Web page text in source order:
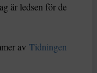
är ledsen för de
av Tidningen